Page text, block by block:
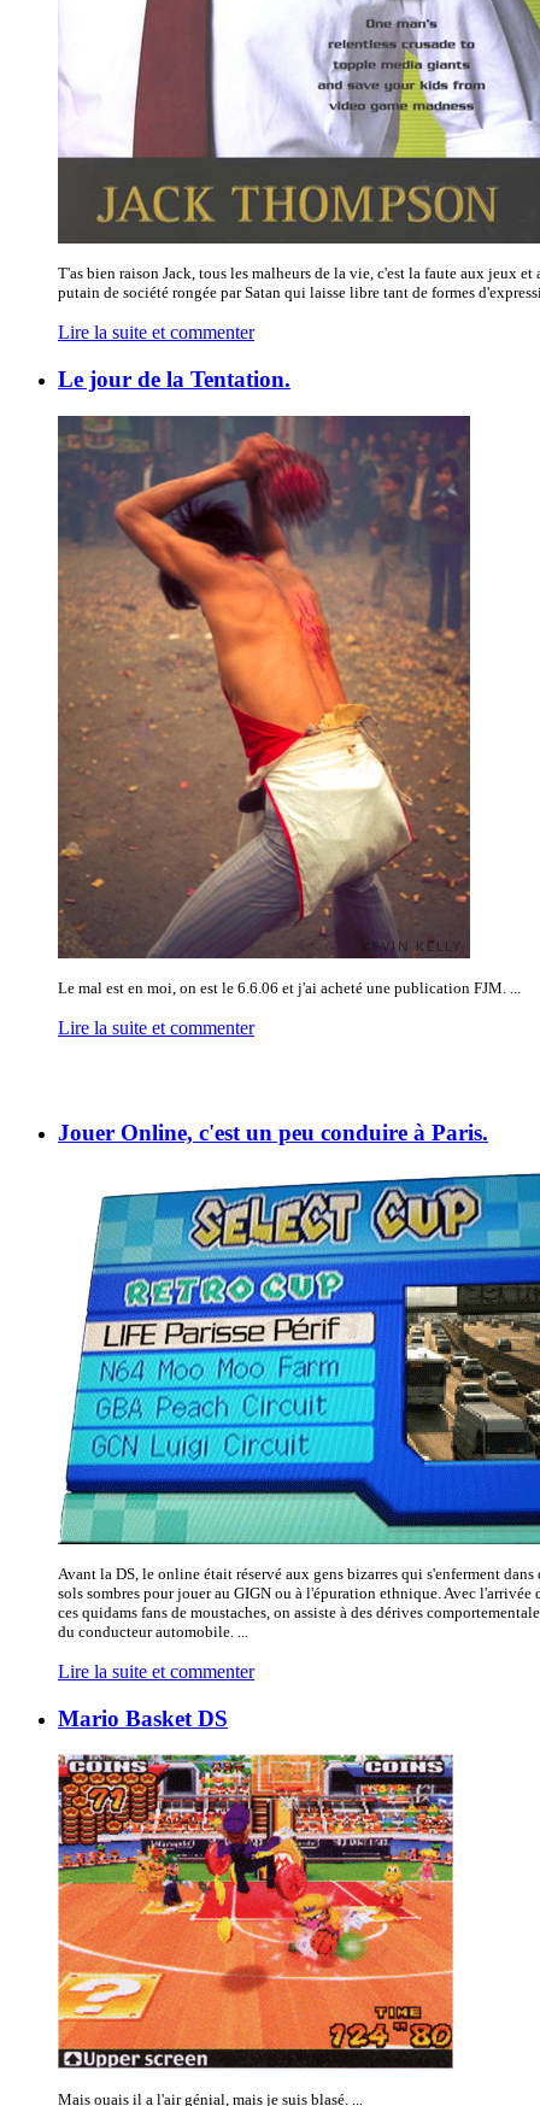
T'as bien raison Jack, tous les malheurs de la vie, c'est la faute aux jeux et
putain de société rongée par Satan qui laisse libre tant de formes
Lire la suite et commenter
Le jour de la Tentation.
Le mal est en moi, on est le 6.6.06 et j'ai acheté une publication FJM. ...
Lire la suite et commenter
Jouer Online, c'est un peu conduire à Paris.
Avant la DS, le online était réservé aux gens bizarres qui s'enferment dans
sols sombres pour jouer au GIGN ou à l'épuration ethnique. Avec l'arrivée
ces quidams fans de moustaches, on assiste à des dérives
du conducteur automobile. ...
Lire la suite et commenter
Mario Basket DS
Mais ouais il a l'air génial, mais je suis blasé. ...